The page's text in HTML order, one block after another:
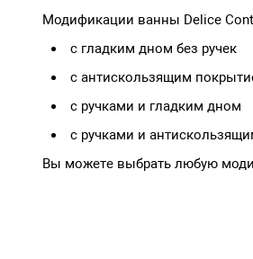
Модификации ванны Delice
с гладким дном без ручек
с антискользящим
с ручками и гладким дном
с ручками и
Вы можете выбрать любую